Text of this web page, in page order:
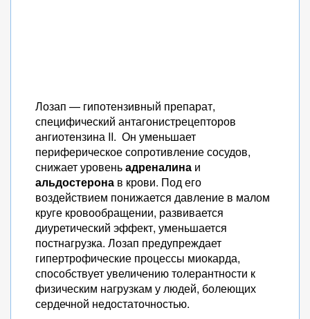
Лозап — гипотензивный препарат,
специфический антагонистрецепторов
ангиотензина II. Он уменьшает
периферическое сопротивление сосудов,
снижает уровеньадреналина и
альдостерона в крови. Под его
воздействием понижается давление в малом
круге кровообращении, развивается
диуретический эффект, уменьшается
постнагрузка. Лозап предупреждает
гипертрофические процессы миокарда,
способствует увеличению толерантности к
физическим нагрузкам у людей, болеющих
сердечной недостаточностью.